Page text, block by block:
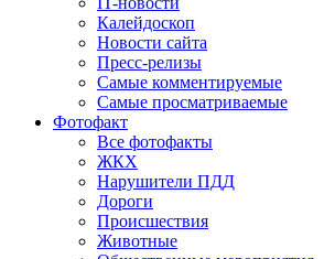
Калейдоскоп
Новости сайта
Пресс-релизы
Самые комментируемые
Самые просматриваемые
Фотофакт
Все фотофакты
ЖКХ
Нарушители ПДД
Дороги
Происшествия
Животные